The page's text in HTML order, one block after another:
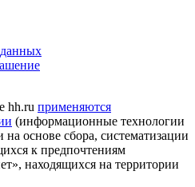
hh.ru применяются
(информационные технологии
основе сбора, систематизации
к предпочтениям
находящихся на территории